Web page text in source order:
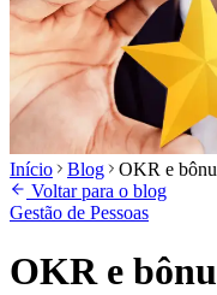
Início Blog
OKR e
Voltar para o blog
Gestão de Pessoas
OKR e